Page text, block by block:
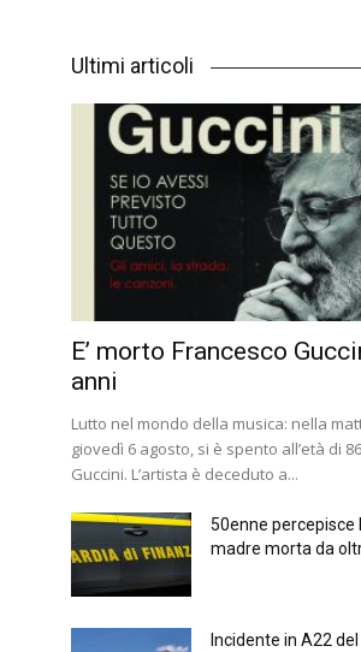
Ultimi articoli
E’ morto Francesco
anni
Lutto nel mondo della musica: nella
giovedì 6 agosto, si è spento all’età di
Guccini. L’artista è deceduto a...
50enne percepisce
madre morta da
Incidente in A22